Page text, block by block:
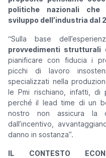
politiche nazionali che
sviluppo dell’industria dal
“Sulla base
provvedimenti strutturali
pianificare con fiducia i
picchi di lavoro
specializzati nella
le Pmi rischiano, infatti, di
perché il lead time di un
nostro non assicura la
dall’incentivo,
danno in sostanza”.
IL CONTESTO